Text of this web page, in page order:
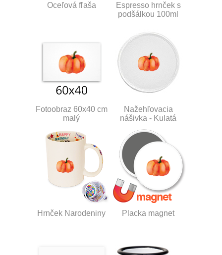
Oceľová fľaša
Espresso hrnček s
podšálkou 100ml
Fotoobraz 60x40 cm
malý
Nažehľovacia
nášivka - Kulatá
Hrnček Narodeniny Placka magnet